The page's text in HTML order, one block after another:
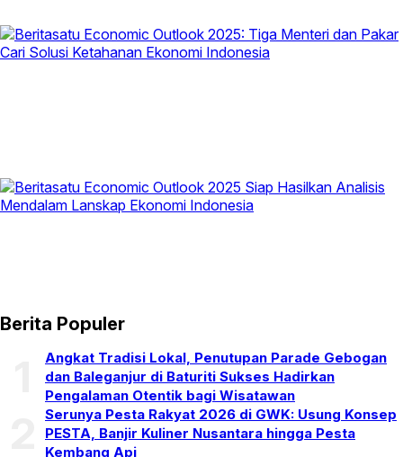
Berita Populer
Angkat Tradisi Lokal, Penutupan Parade Gebogan
dan Baleganjur di Baturiti Sukses Hadirkan
Pengalaman Otentik bagi Wisatawan
Serunya Pesta Rakyat 2026 di GWK: Usung Konsep
PESTA, Banjir Kuliner Nusantara hingga Pesta
Kembang Api